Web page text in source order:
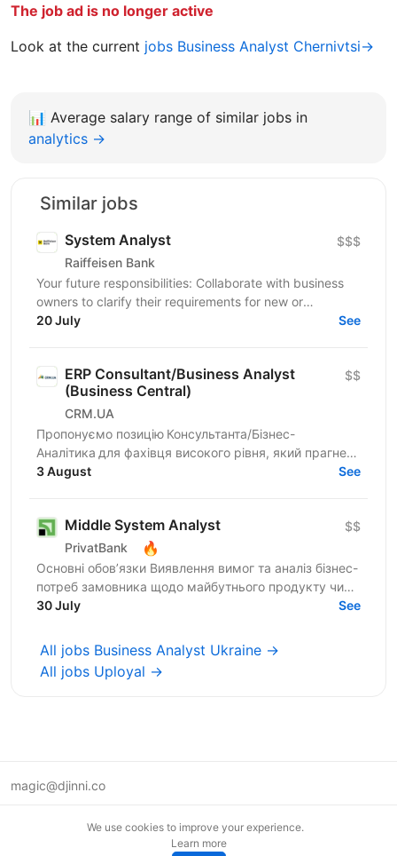
The job ad is no longer active
Look at the current jobs Business Analyst Chernivtsi→
📊 Average salary range of similar jobs in
analytics →
Similar jobs
System Analyst
Raiffeisen Bank
$$$
Your future responsibilities: Collaborate with business
owners to clarify their requirements for new or
enhanced business processes/products Identify and...
20 July See
ERP Consultant/Business Analyst
(Business Central)
CRM.UA
$$
Пропонуємо позицію Консультанта/Бізнес-
Аналітика для фахівця високого рівня, який прагне
створювати унікальні продукти для компаній
3 August See
Middle System Analyst
PrivatBank 🔥
$$
Основні обов’язки Виявлення вимог та аналіз бізнес-
потреб замовника щодо майбутнього продукту чи
процесу Моделювання поведінки системи та
30 July See
All jobs Business Analyst Ukraine →
All jobs Uployal →
magic@djinni.co
We use cookies to improve your experience.
Learn more